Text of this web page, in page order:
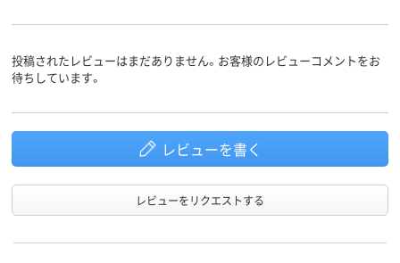
投稿されたレビューはまだありません。お客様のレビューコメントをお
待ちしています。
レビューを書く
レビューをリクエストする